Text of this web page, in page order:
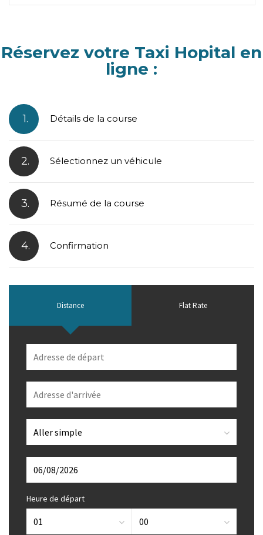
Réservez votre Taxi Hopital en
ligne :
1. Détails de la course
2. Sélectionnez un véhicule
3. Résumé de la course
4. Confirmation
Distance Flat Rate
Heure de départ